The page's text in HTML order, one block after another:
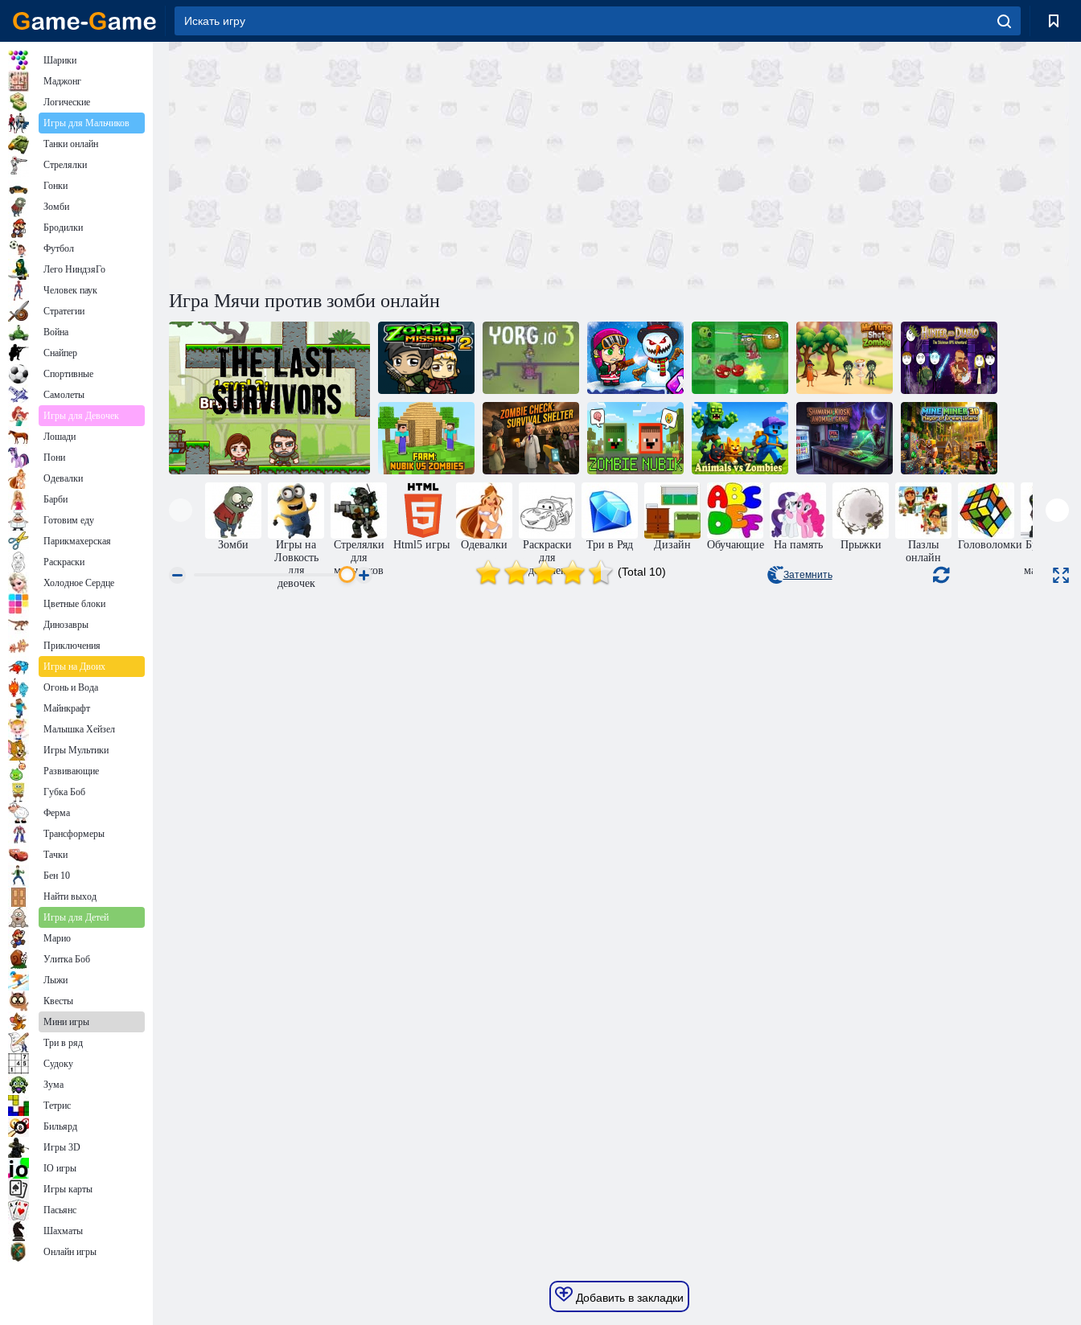
Игра Мячи против зомби онлайн
Миссия зомби
2
Йорг 3
Миссия зомби
X
Растения
против зомби
Игра для фанов
Мистер Тунг:
Стреляй в
зомби
Охотник и
дьявол
Нубик против
зомби: Ферма
Проверка на
зомби:
Убежище для
выживания
Зомби Нубик
Животные
против зомби
Аномалия
киоска шаурмы
Шахтёр 3D:
Мэр Острова
Мечты
Зомби
Игры на
Ловкость
для
девочек
Стрелялки
для
мальчиков
Html5 игры Одевалки
Раскраски
для
девочек
Три в Ряд Дизайн Обучающие На память Прыжки
Пазлы
онлайн
Головоломки Бродилки
мальчиков
(Total 10) Затемнить
Добавить в закладки
Шарики
Маджонг
Логические
Игры для Мальчиков
Танки онлайн
Стрелялки
Гонки
Зомби
Бродилки
Футбол
Лего НиндзяГо
Человек паук
Стратегии
Война
Снайпер
Спортивные
Самолеты
Игры для Девочек
Лошади
Пони
Одевалки
Барби
Готовим еду
Парикмахерская
Раскраски
Холодное Сердце
Цветные блоки
Динозавры
Приключения
Игры на Двоих
Огонь и Вода
Майнкрафт
Малышка Хейзел
Игры Мультики
Развивающие
Губка Боб
Ферма
Трансформеры
Тачки
Бен 10
Найти выход
Игры для Детей
Марио
Улитка Боб
Лыжи
Квесты
Мини игры
Три в ряд
Судоку
Зума
Тетрис
Бильярд
Игры 3D
IO игры
Игры карты
Пасьянс
Шахматы
Онлайн игры